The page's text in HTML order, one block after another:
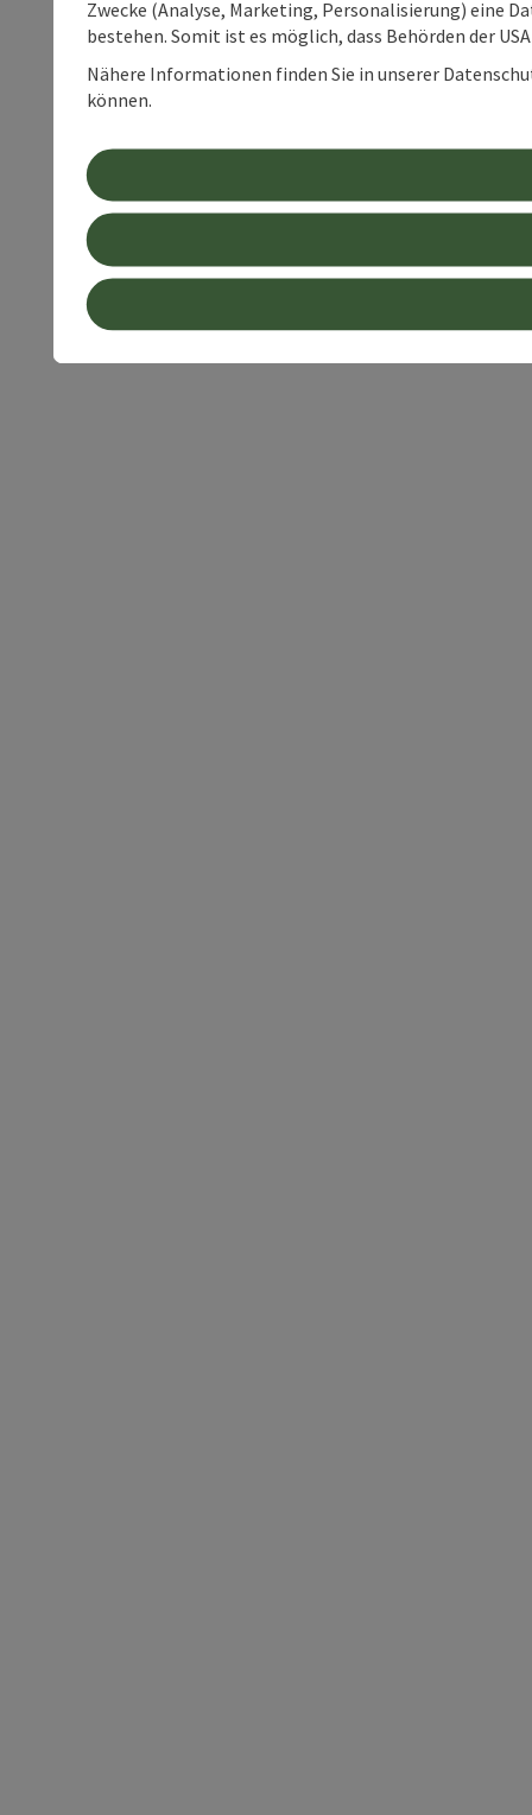
Zwecke (Analyse, Marketing, Personalisierung) eine
bestehen. Somit ist es möglich, dass Behörden der
Nähere Informationen finden Sie in unserer
können.